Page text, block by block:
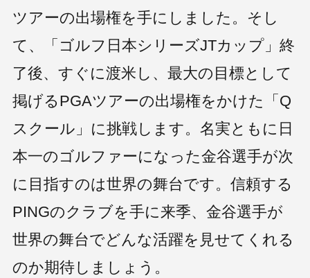
ツアーの出場権を手にしました。そし
て、「ゴルフ日本シリーズJTカップ」終
了後、すぐに渡米し、最大の目標として
掲げるPGAツアーの出場権をかけた「Q
スクール」に挑戦します。名実ともに日
本一のゴルファーになった金谷選手が次
に目指すのは世界の舞台です。信頼する
PINGのクラブを手に来季、金谷選手が
世界の舞台でどんな活躍を見せてくれる
のか期待しましょう。